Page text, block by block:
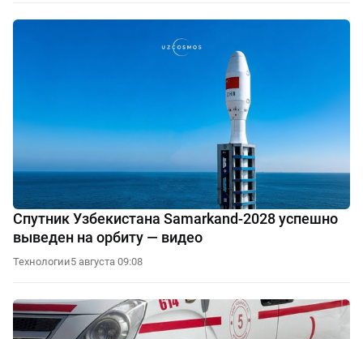
Спутник Узбекистана Samarkand-2028 успешно
выведен на орбиту — видео
Технологии5 августа 09:08